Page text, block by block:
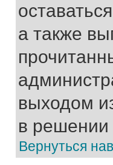
а также
выходом
в решении
Вернуться